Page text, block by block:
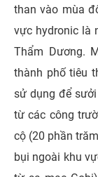
than vào mùa
vực hydronic là
Thẩm Dương.
thành phố tiêu
sử dụng để
từ các công
cộ (20 phần
bụi ngoài khu